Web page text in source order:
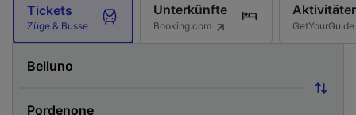
Tickets
Züge & Busse
Unterkünfte
Booking.com GetYourGuide